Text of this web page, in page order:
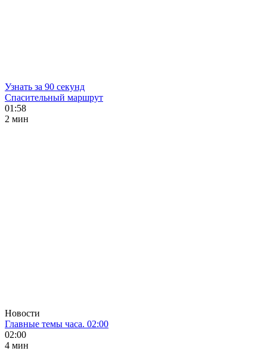
Узнать за 90 секунд
Спасительный маршрут
01:58
2 мин
Новости
Главные темы часа. 02:00
02:00
4 мин